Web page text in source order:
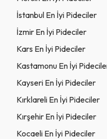
İstanbul En İyi Pideciler
İzmir En İyi Pideciler
Kars En İyi Pideciler
Kastamonu En İyi
Kayseri En İyi Pideciler
Kırklareli En İyi Pideciler
Kırşehir En İyi Pideciler
Kocaeli En İyi Pideciler